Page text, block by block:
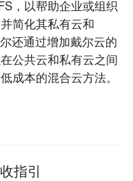
，以帮助企业或组织
简化其私有云和
还通过增加戴尔云的
公共云和私有云之间
成本的混合云方法。
指引